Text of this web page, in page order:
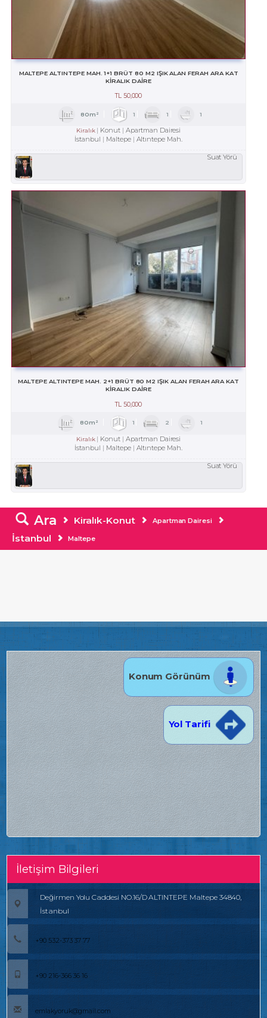
MALTEPE ALTINTEPE MAH. 1+1 BRÜT 80 M2 IŞIK ALAN FERAH ARA KAT
KİRALIK DAİRE
TL50,000
80m² 1 1 1
Kiralık Konut
Apartman Dairesi
İstanbul
Maltepe Altıntepe Mah.
Suat Yörü
MALTEPE ALTINTEPE MAH. 2+1 BRÜT 80 M2 IŞIK ALAN FERAH ARA KAT
KİRALIK DAİRE
TL50,000
80m² 1 2 1
Kiralık Konut
Apartman Dairesi
İstanbul
Maltepe Altıntepe Mah.
Suat Yörü
Ara Kiralık-Konut Apartman Dairesi
İstanbul Maltepe
Konum Görünüm
Yol Tarifi
İletişim Bilgileri
Değirmen Yolu Caddesi NO.16/D ALTINTEPE Maltepe 34840,
İstanbul
+90 532-373 37 77
+90 216-366 36 16
emlakyoruk@gmail.com